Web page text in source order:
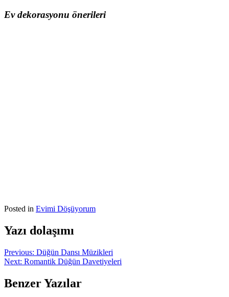
Ev dekorasyonu önerileri
Posted in Evimi Döşüyorum
Yazı dolaşımı
Previous: Düğün Dansı Müzikleri
Next: Romantik Düğün Davetiyeleri
Benzer Yazılar